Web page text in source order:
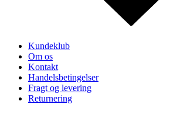
Kundeklub
Om os
Kontakt
Handelsbetingelser
Fragt og levering
Returnering